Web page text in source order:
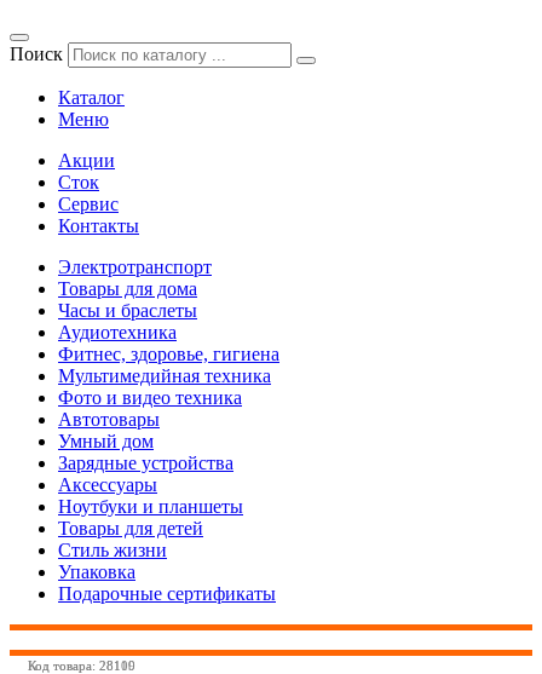
Код товара: 28109
Код товара: 28110
Поиск
Каталог
Меню
Акции
Сток
Сервис
Контакты
Электротранспорт
Товары для дома
Часы и браслеты
Аудиотехника
Фитнес, здоровье, гигиена
Мультимедийная техника
Фото и видео техника
Автотовары
Умный дом
Зарядные устройства
Аксессуары
Ноутбуки и планшеты
Товары для детей
Стиль жизни
Упаковка
Подарочные сертификаты